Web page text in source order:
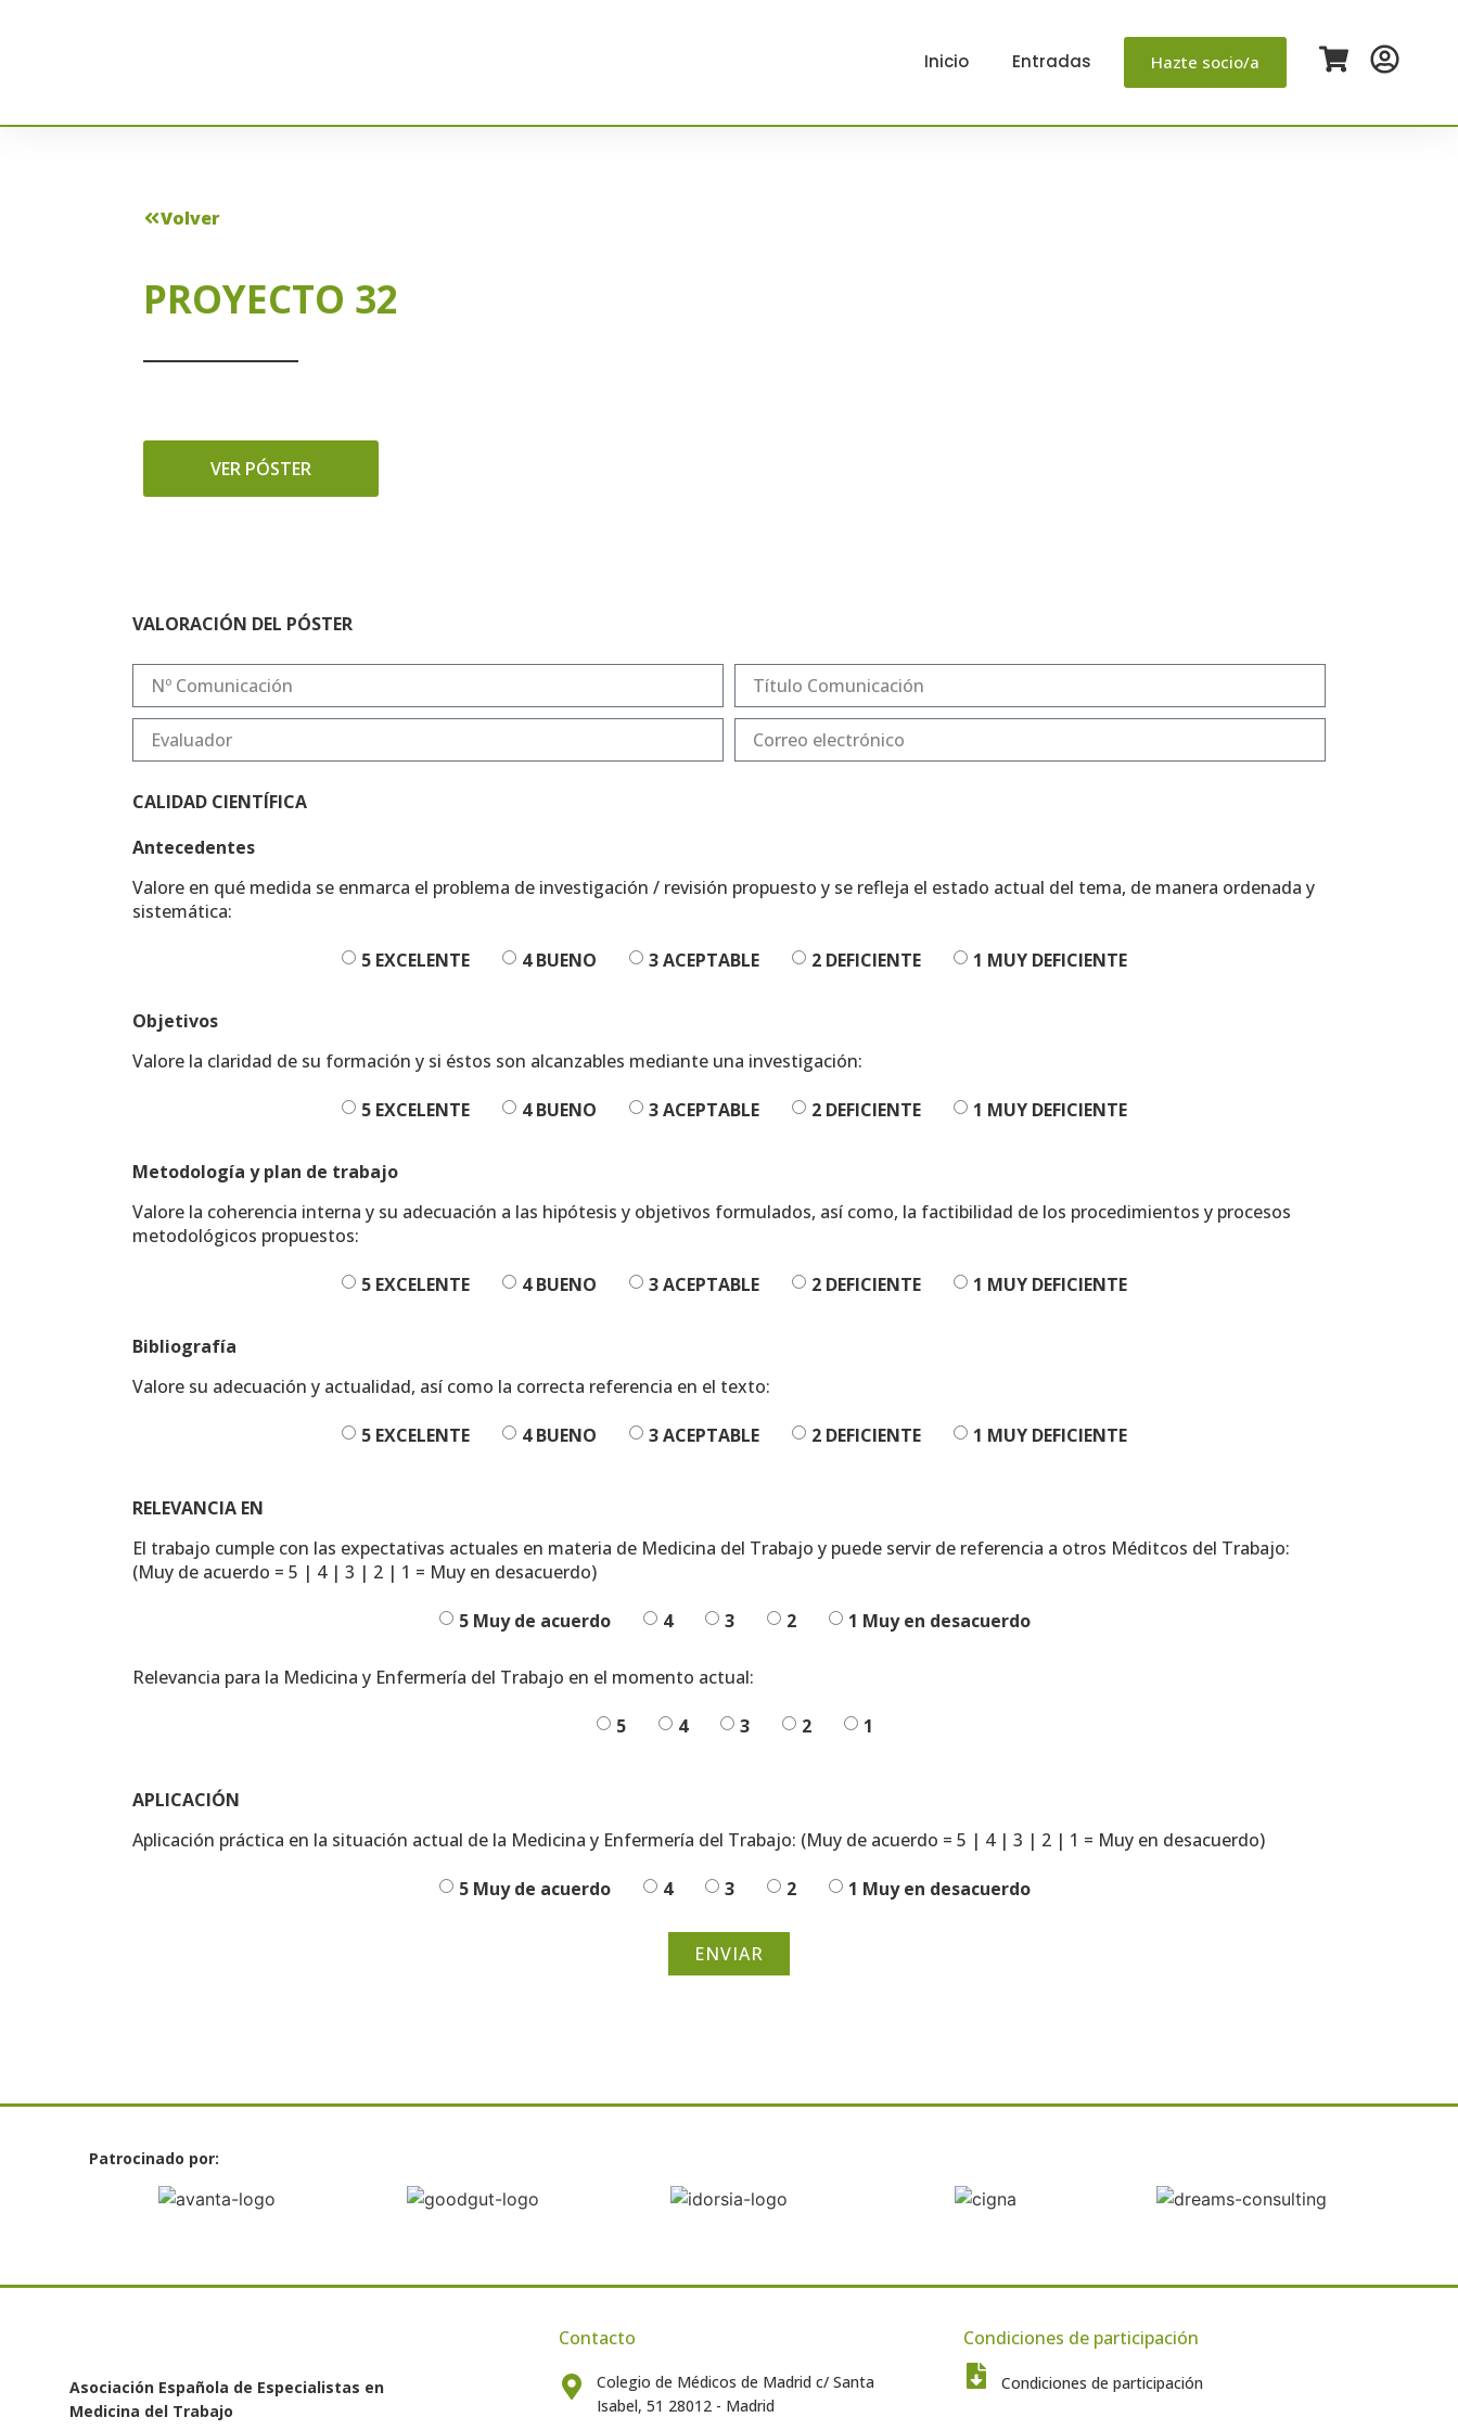
Inicio Entradas Hazte socio/a
Volver
PROYECTO 32
VER PÓSTER
VALORACIÓN DEL PÓSTER
CALIDAD CIENTÍFICA
Antecedentes
Valore en qué medida se enmarca el problema de investigación / revisión propuesto y se refleja el estado actual del tema, de manera ordenada y
sistemática:
5 EXCELENTE 4 BUENO 3 ACEPTABLE 2 DEFICIENTE 1 MUY DEFICIENTE
Objetivos
Valore la claridad de su formación y si éstos son alcanzables mediante una investigación:
5 EXCELENTE 4 BUENO 3 ACEPTABLE 2 DEFICIENTE 1 MUY DEFICIENTE
Metodología y plan de trabajo
Valore la coherencia interna y su adecuación a las hipótesis y objetivos formulados, así como, la factibilidad de los procedimientos y procesos
metodológicos propuestos:
5 EXCELENTE 4 BUENO 3 ACEPTABLE 2 DEFICIENTE 1 MUY DEFICIENTE
Bibliografía
Valore su adecuación y actualidad, así como la correcta referencia en el texto:
5 EXCELENTE 4 BUENO 3 ACEPTABLE 2 DEFICIENTE 1 MUY DEFICIENTE
RELEVANCIA EN
El trabajo cumple con las expectativas actuales en materia de Medicina del Trabajo y puede servir de referencia a otros Méditcos del Trabajo:
(Muy de acuerdo = 5 | 4 | 3 | 2 | 1 = Muy en desacuerdo)
5 Muy de acuerdo 4 3 2 1 Muy en desacuerdo
Relevancia para la Medicina y Enfermería del Trabajo en el momento actual:
5 4 3 2 1
APLICACIÓN
Aplicación práctica en la situación actual de la Medicina y Enfermería del Trabajo: (Muy de acuerdo = 5 | 4 | 3 | 2 | 1 = Muy en desacuerdo)
5 Muy de acuerdo 4 3 2 1 Muy en desacuerdo
ENVIAR
Patrocinado por:
Asociación Española de Especialistas en
Medicina del Trabajo
Contacto
Colegio de Médicos de Madrid c/ Santa
Isabel, 51 28012 - Madrid
Condiciones de participación
Condiciones de participación